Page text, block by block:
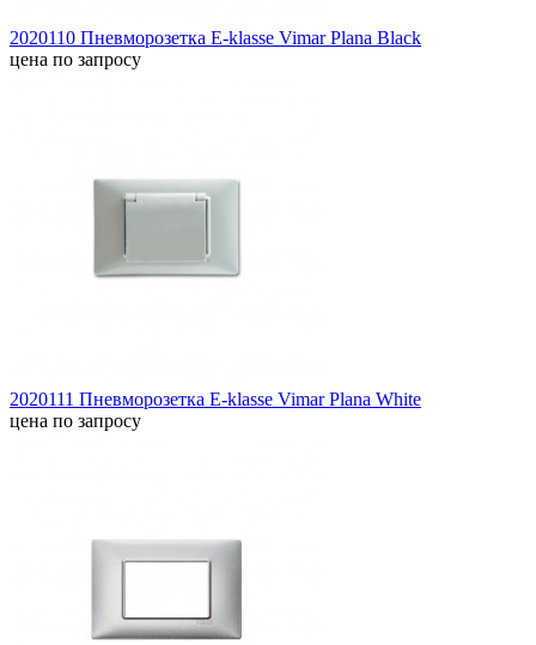
2020110 Пневморозетка E-klasse Vimar Plana Black
цена по запросу
2020111 Пневморозетка E-klasse Vimar Plana White
цена по запросу